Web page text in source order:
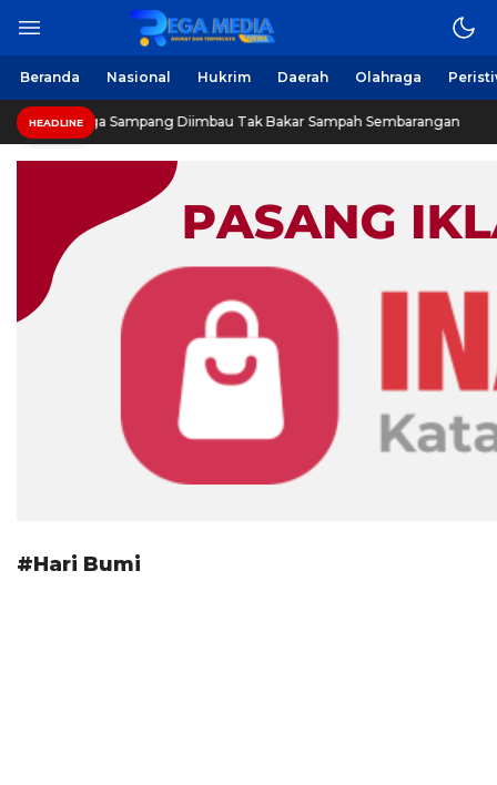
Regamedianews.com
Berita Harian Online
Beranda Nasional Hukrim Daerah Olahraga
HEADLINE
Warga Sampang Diimbau Tak Bakar Sampah Sembarangan
#Hari Bumi